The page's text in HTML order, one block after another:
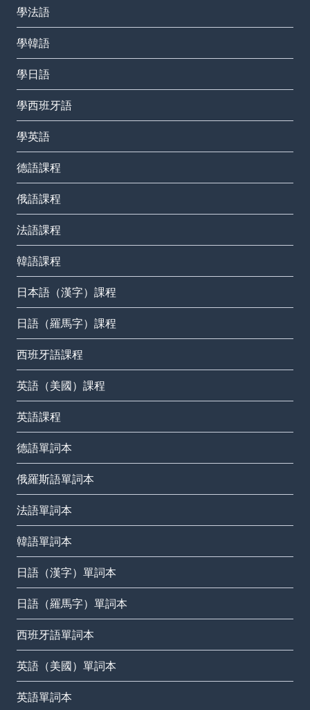
學法語
學韓語
學日語
學西班牙語
學英語
德語課程
俄語課程
法語課程
韓語課程
日本語（漢字）課程
日語（羅馬字）課程
西班牙語課程
英語（美國）課程
英語課程
德語單詞本
俄羅斯語單詞本
法語單詞本
韓語單詞本
日語（漢字）單詞本
日語（羅馬字）單詞本
西班牙語單詞本
英語（美國）單詞本
英語單詞本